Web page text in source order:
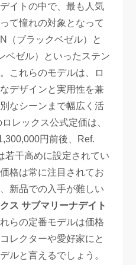
イトの中で、最も人気
て憧れの対象となって
（ブラックベゼル）と
ベゼル）といったステン
これらのモデルは、ロ
デザインと実用性を兼
なシーンまで幅広く活
レックス公式定価は、
円前後、Ref.
若干高めに設定されてい
格は常に注目されてお
新品での入手が難しい
ス サブマリーナデイト
らの定番モデルは価格
レクターや愛好家にと
ルと言えるでしょう。